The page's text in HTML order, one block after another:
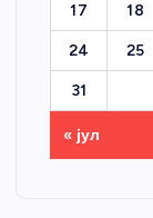
17 18
24 25
31
« јул